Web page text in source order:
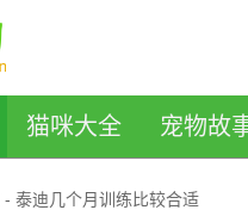
猫咪大全 宠物故
- 泰迪几个月训练比较合适